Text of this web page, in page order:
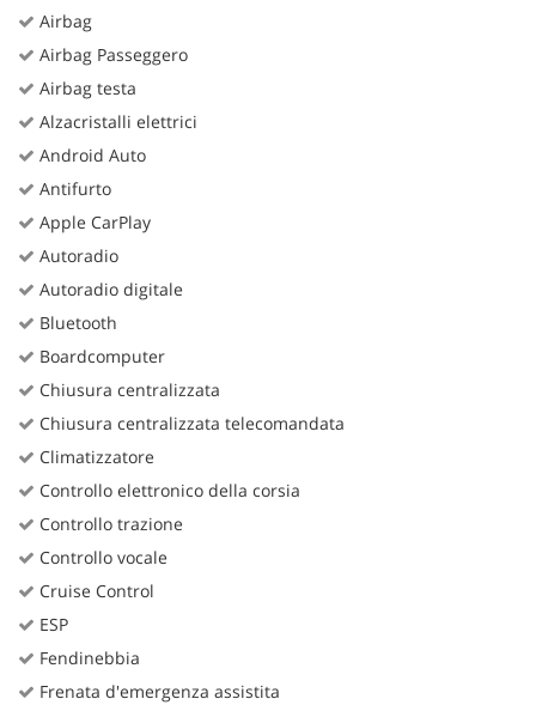
Airbag
Airbag Passeggero
Airbag testa
Alzacristalli elettrici
Android Auto
Antifurto
Apple CarPlay
Autoradio
Autoradio digitale
Bluetooth
Boardcomputer
Chiusura centralizzata
Chiusura centralizzata telecomandata
Climatizzatore
Controllo elettronico della corsia
Controllo trazione
Controllo vocale
Cruise Control
ESP
Fendinebbia
Frenata d'emergenza assistita